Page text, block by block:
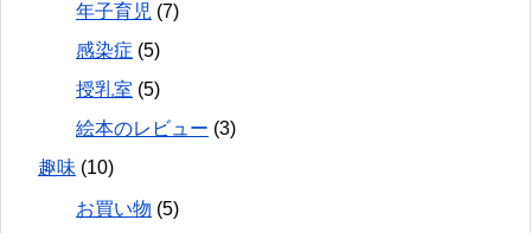
年子育児 (7)
感染症 (5)
授乳室 (5)
絵本のレビュー (3)
趣味 (10)
お買い物 (5)